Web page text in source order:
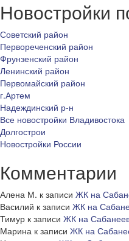
Новостройки
Советский район
Первореченский район
Фрунзенский район
Ленинский район
Первомайский район
г.Артем
Надеждинский р-н
Все новостройки Владивостока
Долгострои
Новостройки России
Комментарии
Алена М. к записи ЖК на
Василий к записи ЖК на
Тимур к записи ЖК на
Марина к записи ЖК на